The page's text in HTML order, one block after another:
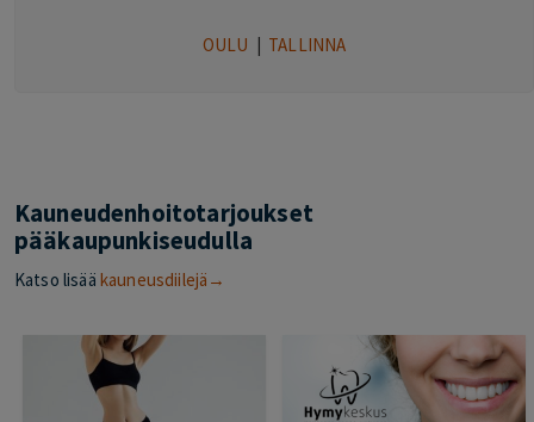
OULU | TALLINNA
Kauneudenhoitotarjoukset
pääkaupunkiseudulla
Katso lisää kauneusdiilejä→